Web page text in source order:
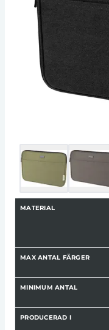
MATERIAL
MAX ANTAL FÄRGER
MINIMUM ANTAL
PRODUCERAD I